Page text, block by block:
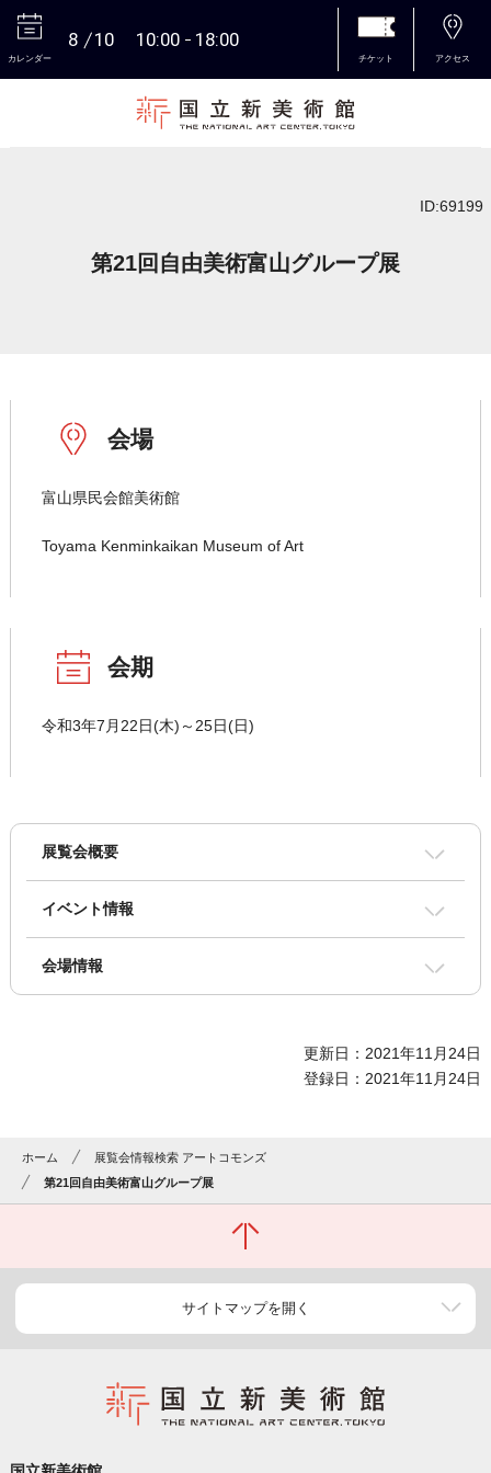
カレンダー
8 10 10:00 18:00
チケット アクセス
ID:69199
第21回自由美術富山グループ展
会場
富山県民会館美術館
Toyama Kenminkaikan Museum of Art
会期
令和3年7月22日(木)～25日(日)
展覧会概要
イベント情報
会場情報
更新日：2021年11月24日
登録日：2021年11月24日
ホーム
展覧会情報検索 アートコモンズ
第21回自由美術富山グループ展
サイトマップを開く